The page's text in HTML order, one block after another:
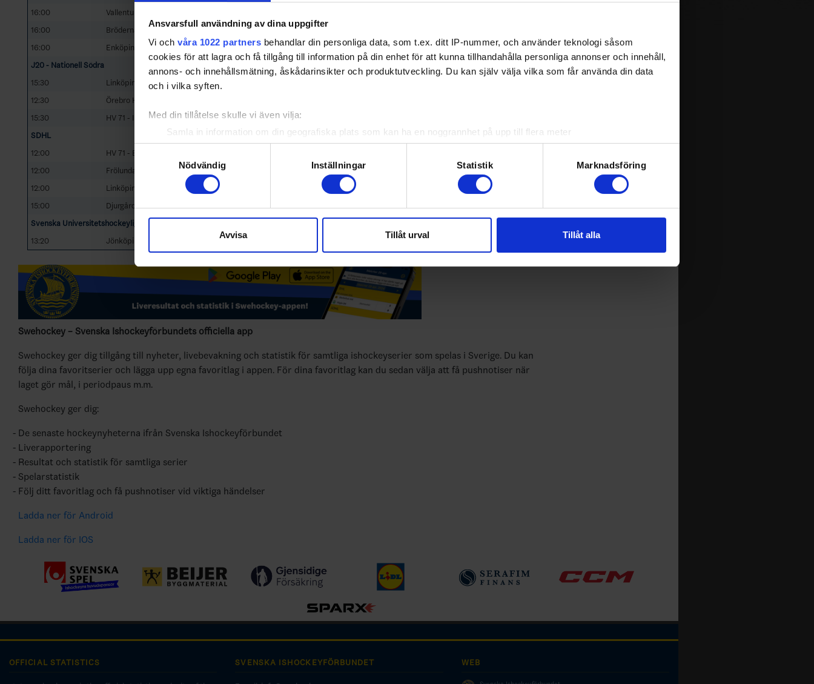
Ansvarsfull användning av dina uppgifter
Vi och våra 1022 partners behandlar din personliga data, som t.ex. ditt IP-nummer, och använder teknologi såsom
cookies för att lagra och få tillgång till information på din enhet för att kunna tillhandahålla personliga annonser och innehåll,
annons- och innehållsmätning, åskådarinsikter och produktutveckling. Du kan själv välja vilka som får använda din data
och i vilka syften.
Med din tillåtelse skulle vi även vilja:
Samla in information om din geografiska plats som kan ha en noggrannhet på upp till flera meter
Identifiera din enhet genom att aktivt skanna den för specifika kännetecken (fingeravtryck)
Ta reda på mer om hur dina personliga uppgifter behandlas och ställ in dina preferenser i
detaljsektionen. Du kan ändra
eller dra tillbaka ditt samtycke när som helst från cookie-förklaringen.
Vi använder enhetsidentifierare för att anpassa innehållet och annonserna till användarna, tillhandahålla funktioner för
sociala medier och analysera vår trafik. Vi vidarebefordrar även sådana identifierare och annan information från din enhet
till de sociala medier och annons- och analysföretag som vi samarbetar med. Dessa kan i sin tur kombinera informationen
med annan information som du har tillhandahållit eller som de har samlat in när du har använt deras tjänster.
Samtyckesval
Nödvändig
Inställningar Statistik Marknadsföring
Avvisa Tillåt urval Tillåt alla
16:00
Vallentuna Hockey - Surahammars IF
16:00
Brödernas/Väsby IK HK - Hanvikens SK
16:00
Enköpings SK HK - Nyköpings SK 3 - 6
Bahcohallen
J20 - Nationell Södra
15:30
Linköping HC - Västerås IK
12:30
Örebro HK - Frölunda HC
15:30
HV 71 - IF Malmö Redhawks
SDHL
12:00
HV 71 - Brynäs IF
12:00
Frölunda HC - MoDo Hockey
Frölundaborg Isstadion
12:00
Linköping HC - Luleå HF
Saab Arena
15:00
Djurgårdens IF - Skellefteå AIK
Svenska Universitetshockeyligan, Svenska Ishockeyförbundet
13:20
Jönköping University Hockey Jaguars - HKL Make Believes 3 - 7 Kinnarp Hall-D
Swehockey – Svenska Ishockeyförbundets officiella app
Swehockey ger dig tillgång till nyheter, livebevakning och statistik för samtliga ishockeyserier som spelas i Sverige. Du kan
följa dina favoritserier och lägga upp egna favoritlag i appen. För dina favoritlag kan du sedan välja att få pushnotiser när
laget gör mål, i periodpaus m.m.
Swehockey ger dig:
De senaste hockeynyheterna ifrån Svenska Ishockeyförbundet
Liverapportering
Resultat och statistik för samtliga serier
Spelarstatistik
Följ ditt favoritlag och få pushnotiser vid viktiga händelser
Ladda ner för Android
Ladda ner för IOS
OFFICIAL STATISTICS SVENSKA ISHOCKEYFÖRBUNDET WEB